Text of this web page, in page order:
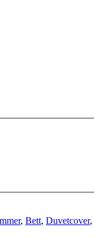
, Bett, Duvetcover,